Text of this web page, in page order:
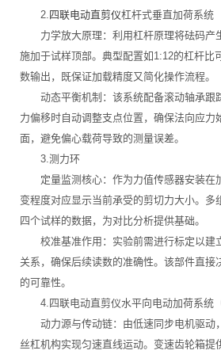
2. 四联电动直剪仪杠杆式垂直加荷系统
力学放大原理：利用杠杆原理将砝码产
施加于试样顶部。典型配置如1:12的杠杆比
数输出，既保证加载精度又简化操作流程。
动态平衡机制：该系统配备滚动轴承跟
力偏移时自动调整支点位置，确保法向应力
面，避免偏心载荷导致的测量误差。
3.测力环
定量监测核心：作为力值传感器安装在
变程度对应显示当前承受的剪切力大小。多
四个试样的数据，为对比分析提供基础。
校准基准作用：实验前需进行标定以建
关系，确保后续读数的准确性。该部件直接
的可靠性。
4.四联电动直剪仪水平向电动加荷系统（
动力源与传动链：由低速同步电机驱动
丝杠机构实现匀速直线运动。变速齿轮箱提